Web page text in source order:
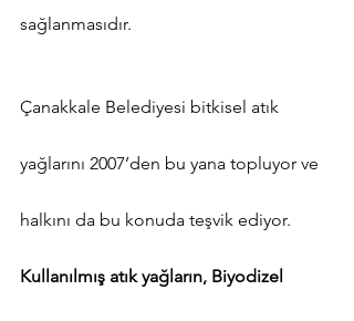
sağlanmasıdır.
Çanakkale Belediyesi bitkisel atık
yağlarını 2007’den bu yana topluyor ve
halkını da bu konuda teşvik ediyor.
Kullanılmış atık yağların, Biyodizel